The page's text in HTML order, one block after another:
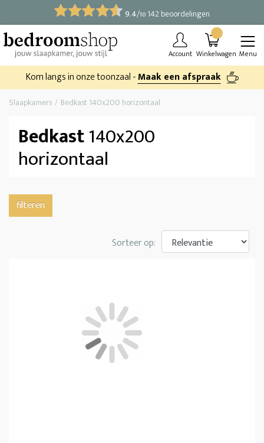
9.4/10 142 beoordelingen
Account Winkelwagen Menu
Kom langs in onze toonzaal -Maak een afspraak
Slaapkamers Bedkast 140x200 horizontaal
Bedkast140x200
horizontaal
filteren
Sorteer op: